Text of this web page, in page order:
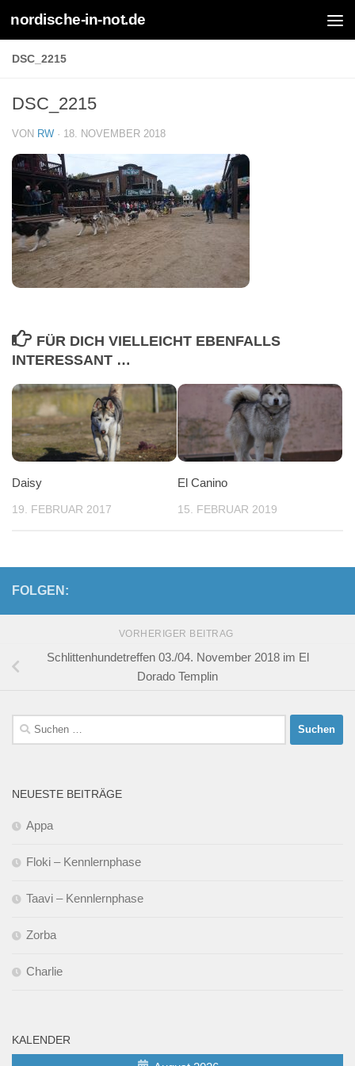
Zum Inhalt springen
nordische-in-not.de
DSC_2215
DSC_2215
VON RW · 18. NOVEMBER 2018
FÜR DICH VIELLEICHT EBENFALLS
INTERESSANT …
Daisy
19. FEBRUAR 2017
El Canino
15. FEBRUAR 2019
FOLGEN:
VORHERIGER BEITRAG
Schlittenhundetreffen 03./04. November 2018 im El
Dorado Templin
Suchen
nach:
NEUESTE BEITRÄGE
Appa
Floki – Kennlernphase
Taavi – Kennlernphase
Zorba
Charlie
KALENDER